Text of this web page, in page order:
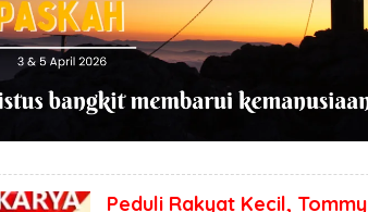
Peduli Rakyat Kecil, Tommy